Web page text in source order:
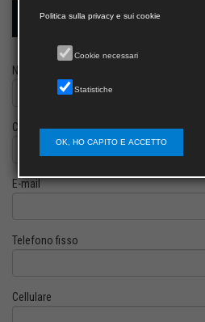
Modulo richiesta saggio docente
Nome
Cognome
E-mail
Telefono fisso
Cellulare
Politica sulla privacy e sui cookie
Cookie necessari
Statistiche
OK, HO CAPITO E ACCETTO